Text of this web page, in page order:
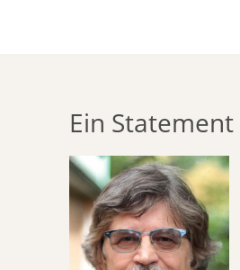
Ein Statement